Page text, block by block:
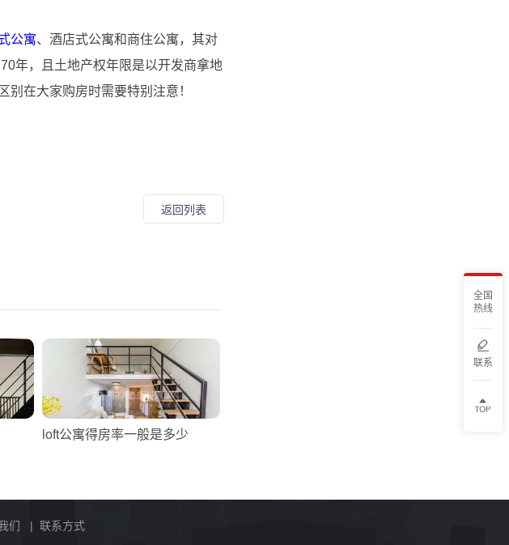
公寓、酒店式公寓和商住公寓，其对
年，且土地产权年限是以开发商拿地
在大家购房时需要特别注意！
返回列表
loft公寓得房率一般是多少
们 | 联系方式
全国
热线
联系